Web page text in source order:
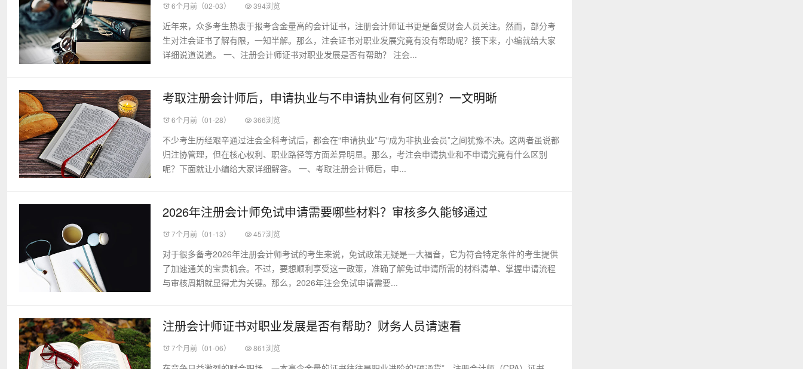
6个月前（02-03） 394浏览
近年来，众多考生热衷于报考含金量高的会计证书，注册会计师证书更是备受财会人员关注。然而，部分考
生对注会证书了解有限，一知半解。那么，注会证书对职业发展究竟有没有帮助呢？接下来，小编就给大家
详细说道说道。 一、注册会计师证书对职业发展是否有帮助？ 注会...
考取注册会计师后，申请执业与不申请执业有何区别？一文明晰
6个月前（01-28） 366浏览
不少考生历经艰辛通过注会全科考试后，都会在“申请执业”与“成为非执业会员”之间犹豫不决。这两者虽说都
归注协管理，但在核心权利、职业路径等方面差异明显。那么，考注会申请执业和不申请究竟有什么区别
呢？下面就让小编给大家详细解答。 一、考取注册会计师后，申...
2026年注册会计师免试申请需要哪些材料？审核多久能够通过
7个月前（01-13） 457浏览
对于很多备考2026年注册会计师考试的考生来说，免试政策无疑是一大福音，它为符合特定条件的考生提供
了加速通关的宝贵机会。不过，要想顺利享受这一政策，准确了解免试申请所需的材料清单、掌握申请流程
与审核周期就显得尤为关键。那么，2026年注会免试申请需要...
注册会计师证书对职业发展是否有帮助？财务人员请速看
7个月前（01-06） 861浏览